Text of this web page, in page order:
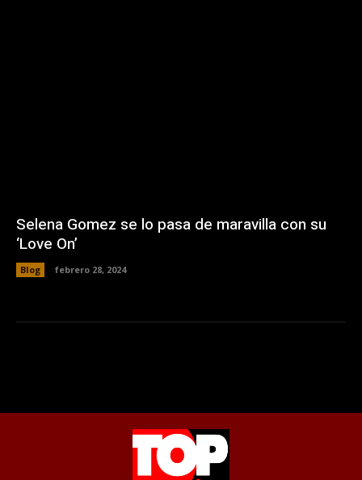
Selena Gomez se lo pasa de maravilla con su
‘Love On’
Blog febrero 28, 2024